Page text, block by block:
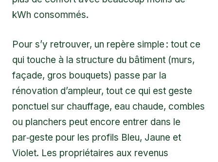
kWh consommés.
Pour s’y retrouver, un repère simple : tout ce
qui touche à la structure du bâtiment (murs,
façade, gros bouquets) passe par la
rénovation d’ampleur, tout ce qui est geste
ponctuel sur chauffage, eau chaude, combles
ou planchers peut encore entrer dans le
par‑geste pour les profils Bleu, Jaune et
Violet. Les propriétaires aux revenus